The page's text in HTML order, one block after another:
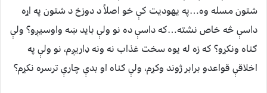
شتون مسله وه…په یهودیت کې خو اصلاً د دوزخ د شتون په اړه
داسې څه خاص نشته…که داسې ده نو ولې باید ښه واوسیږو؟ ولې
ګناه ونکړو؟ که زه له یوه سخت غذاب نه ونه ډاریږم، نو ولې په
اخلاقې قواعدو برابر ژوند وکړم، ولې ګناه او بدې چارې ترسره نکړم؟